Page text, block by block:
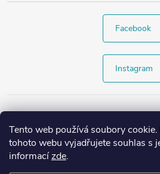
Tento web používá soubory
tohoto webu vyjadřujete souhlas s
informacízde.
Facebook
Instagram